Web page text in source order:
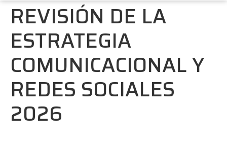
REVISIÓN DE LA
ESTRATEGIA
COMUNICACIONAL Y
REDES SOCIALES
2026